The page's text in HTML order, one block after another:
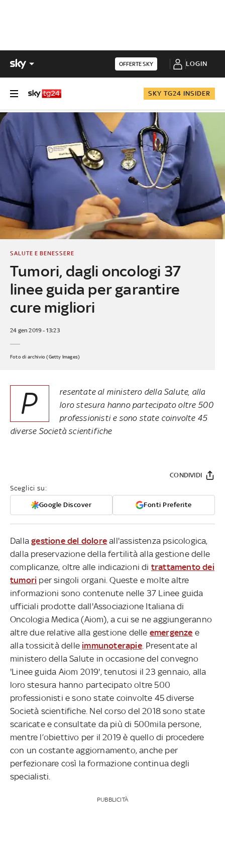
OFFERTE SKY LOGIN
SKY TG24 INSIDER
Tumori, dagli oncologi 37
linee guida per garantire
cure migliori
SALUTE E BENESSERE
24 gen 2019 - 13:23
Foto di archivio (Getty Images)
P
resentate al ministero della Salute, alla
loro stesura hanno partecipato oltre 500
professionisti e sono state coinvolte 45
diverse Società scientifiche
Sceglici su:
Google Discover Fonti Preferite
CONDIVIDI
Dallagestione del dolore all'assistenza psicologica,
dalla preservazione della fertilità alla gestione delle
complicanze, oltre alle indicazioni di trattamento dei
tumori per singoli organi. Queste e molte altre
informazioni sono contenute nelle 37 Linee guida
ufficiali prodotte dall'Associazione Italiana di
Oncologia Medica (Aiom), a cui se ne aggiungeranno
altre due relative alla gestione delle emergenze e
alla tossicità delle immunoterapie. Presentate al
ministero della Salute in occasione del convegno
'Linee guida Aiom 2019', tenutosi il 23 gennaio, alla
loro stesura hanno partecipato oltre 500
professionisti e sono state coinvolte 45 diverse
Società scientifiche. Nel corso del 2018 sono state
scaricate e consultate da più di 500mila persone,
mentre l’obiettivo per il 2019 è quello di procedere
con un costante aggiornamento, anche per
perfezionare così la formazione continua degli
specialisti.
PUBBLICITÀ